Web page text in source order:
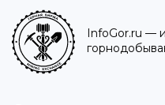
InfoGor.ru —